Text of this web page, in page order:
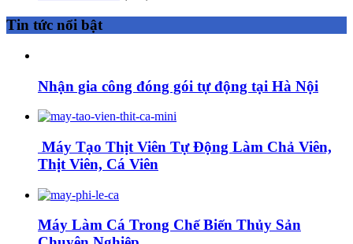
Tin tức nổi bật
Nhận gia công đóng gói tự động tại Hà Nội
Máy Tạo Thịt Viên Tự Động Làm Chả Viên,
Thịt Viên, Cá Viên
Máy Làm Cá Trong Chế Biến Thủy Sản